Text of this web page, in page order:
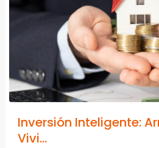
Inversión Inteligente:
Vivi...